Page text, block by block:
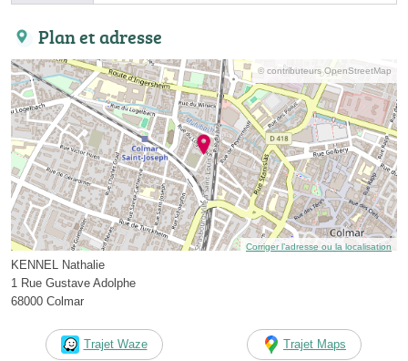
Plan et adresse
© contributeurs OpenStreetMap
Corriger l’adresse ou la localisation
KENNEL Nathalie
1 Rue Gustave Adolphe
68000 Colmar
Trajet Waze Trajet Maps